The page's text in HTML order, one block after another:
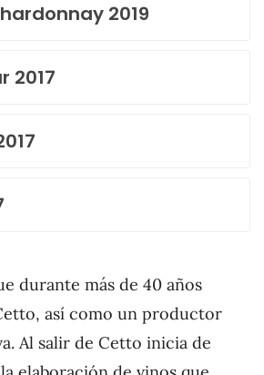
2019
2017
durante más de 40 años
así como un productor
Al salir de Cetto inicia de